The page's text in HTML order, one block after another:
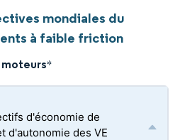
mondiales du
à faible friction
*
d'économie de
d'autonomie des VE